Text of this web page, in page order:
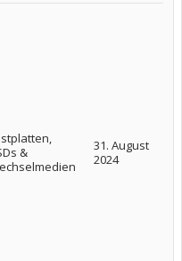
&
31. August
2024